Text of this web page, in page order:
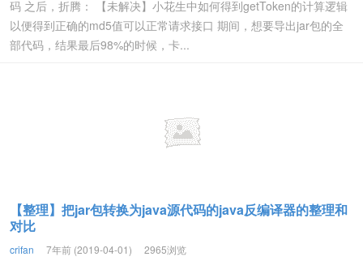
码 之后，折腾： 【未解决】小花生中如何得到getToken的计算逻辑
以便得到正确的md5值可以正常请求接口 期间，想要导出jar包的全
部代码，结果最后98%的时候，卡...
【整理】把jar包转换为java源代码的java反编译器的整理和
对比
crifan 7年前 (2019-04-01) 2965浏览